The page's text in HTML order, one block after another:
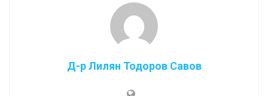
Д-р Лилян Тодоров Савов